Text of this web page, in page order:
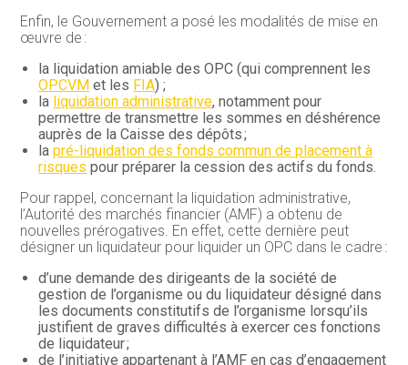
Enfin, le Gouvernement a posé les modalités de mise en
œuvre de :
la liquidation amiable des OPC (qui comprennent les
OPCVM et les FIA) ;
la liquidation administrative, notamment pour
permettre de transmettre les sommes en déshérence
auprès de la Caisse des dépôts ;
lapré-liquidation des fonds commun de placement à
risques pour préparer la cession des actifs du fonds.
Pour rappel, concernant la liquidation administrative,
l’Autorité des marchés financier (AMF) a obtenu de
nouvelles prérogatives. En effet, cette dernière peut
désigner un liquidateur pour liquider un OPC dans le cadre :
d’une demande des dirigeants de la société de
gestion de l’organisme ou du liquidateur désigné dans
les documents constitutifs de l’organisme lorsqu’ils
justifient de graves difficultés à exercer ces fonctions
de liquidateur ;
de l’initiative appartenant à l’AMF en cas d’engagement